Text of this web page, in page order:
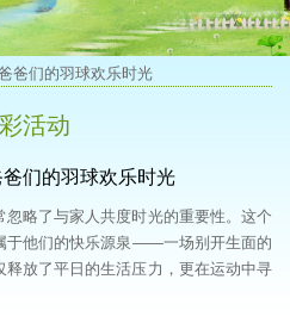
爸们的羽球欢乐时光
活动
爸们的羽球欢乐时光
略了与家人共度时光的重要性。这个
于他们的快乐源泉——一场别开生面的
放了平日的生活压力，更在运动中寻